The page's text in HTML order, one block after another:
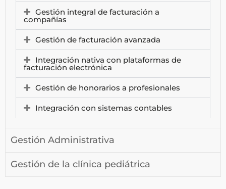
Gestión integral de facturación a
compañías
Gestión de facturación avanzada
Integración nativa con plataformas de
facturación electrónica
Gestión de honorarios a profesionales
Integración con sistemas contables
Gestión Administrativa
Gestión de la clínica pediátrica